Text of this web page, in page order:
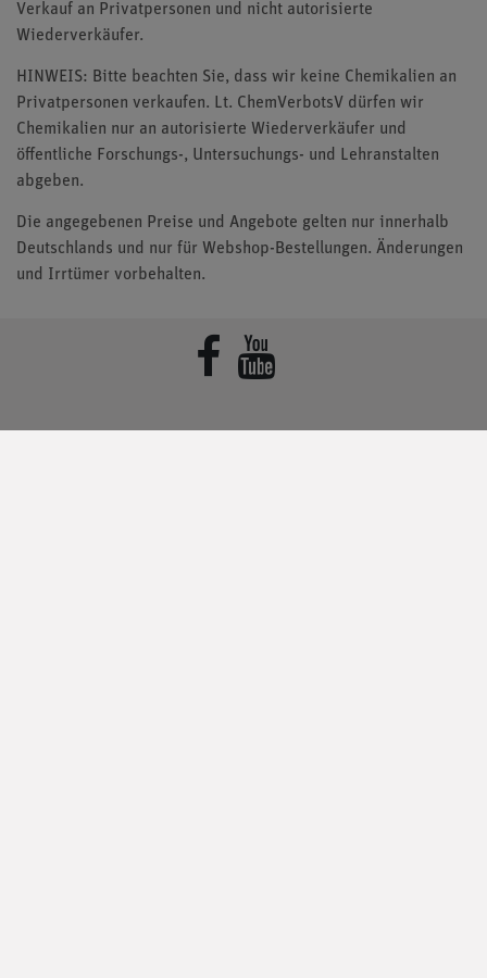
Verkauf an Privatpersonen und nicht autorisierte
Wiederverkäufer.
HINWEIS: Bitte beachten Sie, dass wir keine Chemikalien an
Privatpersonen verkaufen. Lt. ChemVerbotsV dürfen wir
Chemikalien nur an autorisierte Wiederverkäufer und
öffentliche Forschungs-, Untersuchungs- und Lehranstalten
abgeben.
Die angegebenen Preise und Angebote gelten nur innerhalb
Deutschlands und nur für Webshop-Bestellungen. Änderungen
und Irrtümer vorbehalten.